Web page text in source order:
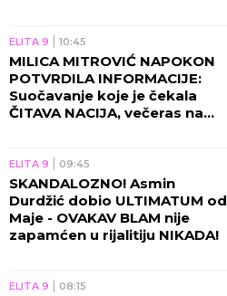
ELITA 9 10:45
MILICA MITROVIĆ NAPOKON
POTVRDILA INFORMACIJE:
Suočavanje koje je čekala
ČITAVA NACIJA, večeras na
ELITA 9 09:45
SKANDALOZNO! Asmin
Durdžić dobio ULTIMATUM od
Maje - OVAKAV BLAM nije
zapamćen u rijalitiju NIKADA!
ELITA 9 08:15